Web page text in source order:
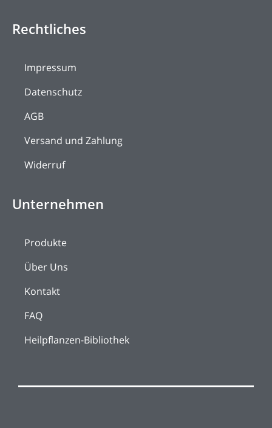
Rechtliches
Impressum
Datenschutz
AGB
Versand und Zahlung
Widerruf
Unternehmen
Produkte
Über Uns
Kontakt
FAQ
Heilpflanzen-Bibliothek